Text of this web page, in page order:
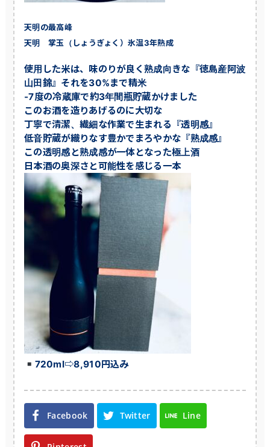
天明の最高峰
天明 掌玉（しょうぎょく）氷温3年熟成
使用した米は、味のりが良く熟成向きな『徳島産阿波
山田錦』それを30%まで精米
-7度の冷蔵庫で約3年間瓶貯蔵かけました
このお酒を造りあげるのに大切な
丁寧で清潔、繊細な作業で生まれる『透明感』
低音貯蔵が織りなす豊かでまろやかな『熟成感』
この透明感と熟成感が一体となった極上酒
日本酒の奥深さと可能性を感じる一本
720ml⇨8,910円込み
Facebook Twitter Line